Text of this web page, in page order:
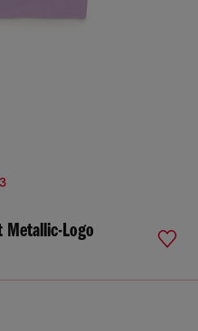
Metallic-Logo